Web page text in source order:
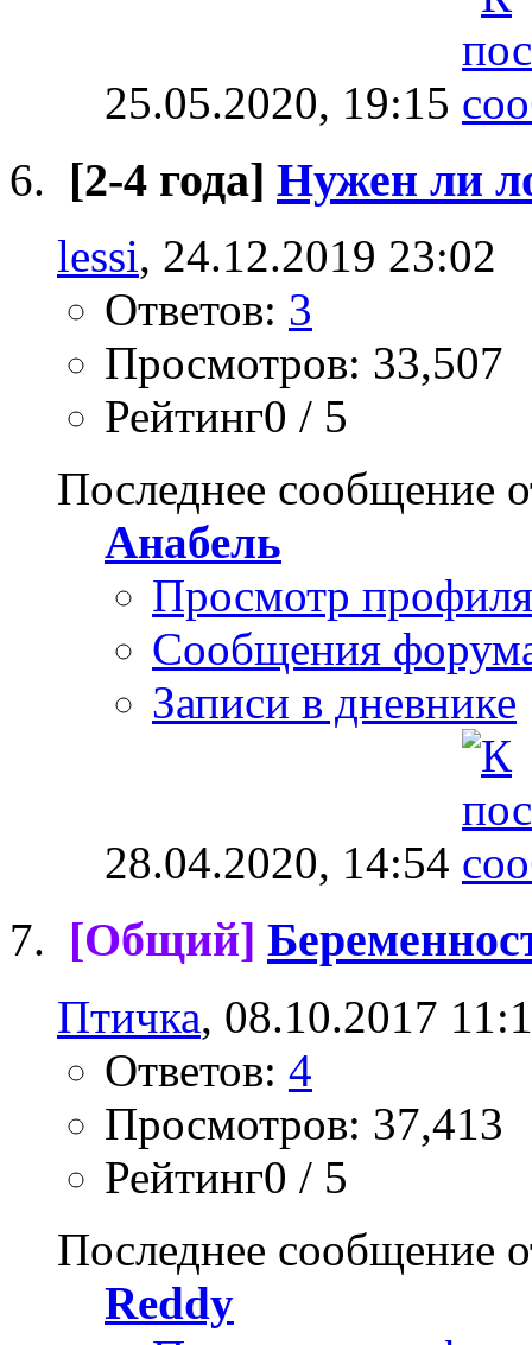
25.05.2020, 19:15
[2-4 года] Нужен ли
lessi, 24.12.2019 23:02
Ответов: 3
Просмотров: 33,507
Рейтинг0 / 5
Последнее сообщение
Анабель
Просмотр профиля
Сообщения
Записи в дневнике
28.04.2020, 14:54
[Общий]
Птичка, 08.10.2017
Ответов: 4
Просмотров: 37,413
Рейтинг0 / 5
Последнее сообщение
Reddy